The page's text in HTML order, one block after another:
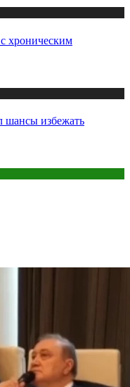
хроническим
шансы избежать